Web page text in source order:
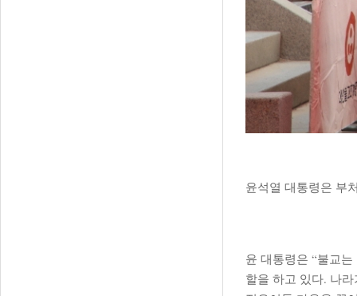
윤석열 대통령은 부
윤 대통령은 “불교
할을 하고 있다. 나